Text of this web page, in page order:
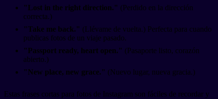
"Lost in the right direction." (Perdido en la dirección
correcta.)
"Take me back." (Llévame de vuelta.) Perfecta para cuando
publicas fotos de un viaje pasado.
"Passport ready, heart open." (Pasaporte listo, corazón
abierto.)
"New place, new grace." (Nuevo lugar, nueva gracia.)
Estas frases cortas para fotos de Instagram son fáciles de recordar y